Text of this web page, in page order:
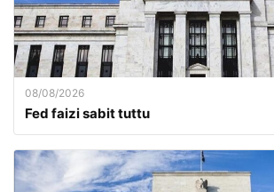
08/08/2026
Fed faizi sabit tuttu